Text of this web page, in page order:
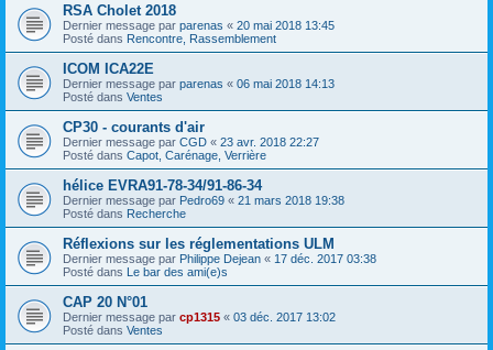
RSA Cholet 2018
Dernier message par parenas « 20 mai 2018 13:45
Posté dans Rencontre, Rassemblement
ICOM ICA22E
Dernier message par parenas « 06 mai 2018 14:13
Posté dans Ventes
CP30 - courants d'air
Dernier message par CGD « 23 avr. 2018 22:27
Posté dans Capot, Carénage, Verrière
hélice EVRA91-78-34/91-86-34
Dernier message par Pedro69 « 21 mars 2018 19:38
Posté dans Recherche
Réflexions sur les réglementations ULM
Dernier message par Philippe Dejean « 17 déc. 2017 03:38
Posté dans Le bar des ami(e)s
CAP 20 N°01
Dernier message par cp1315 « 03 déc. 2017 13:02
Posté dans Ventes